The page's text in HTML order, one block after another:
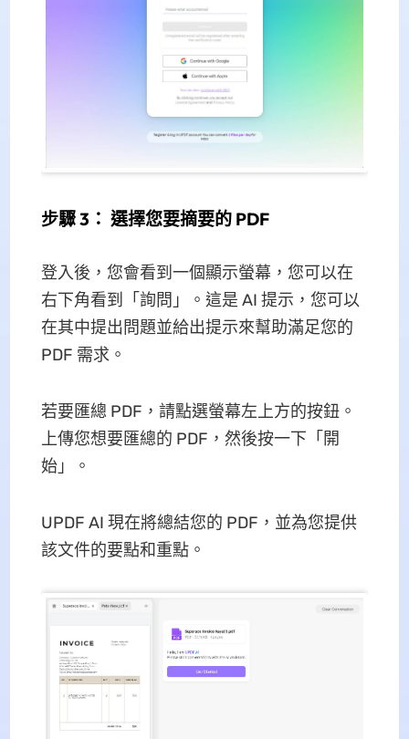
步驟 3： 選擇您要摘要的 PDF
登入後，您會看到一個顯示螢幕，您可以在
右下角看到「詢問」。這是 AI 提示，您可以
在其中提出問題並給出提示來幫助滿足您的
PDF 需求。
若要匯總 PDF，請點選螢幕左上方的按鈕。
上傳您想要匯總的 PDF，然後按一下「開
始」。
UPDF AI 現在將總結您的 PDF，並為您提供
該文件的要點和重點。